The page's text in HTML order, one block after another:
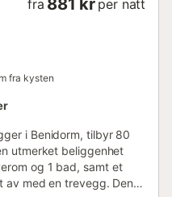
fra per natt
fra kysten
i Benidorm, tilbyr 80
utmerket beliggenhet
og 1 bad, samt et
av med en trevegg. Den